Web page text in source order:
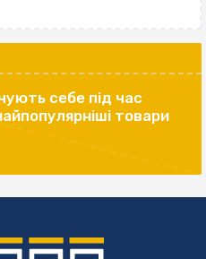
себе під час
товари